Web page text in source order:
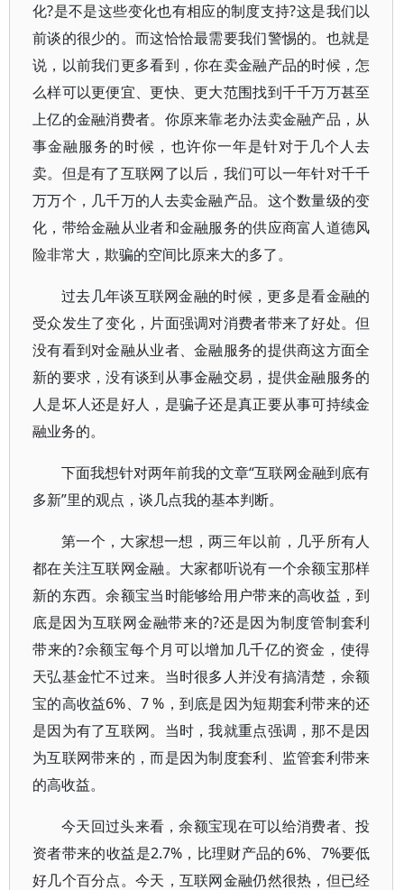
化?是不是这些变化也有相应的制度支持?这是我们以
前谈的很少的。而这恰恰最需要我们警惕的。也就是
说，以前我们更多看到，你在卖金融产品的时候，怎
么样可以更便宜、更快、更大范围找到千千万万甚至
上亿的金融消费者。你原来靠老办法卖金融产品，从
事金融服务的时候，也许你一年是针对于几个人去
卖。但是有了互联网了以后，我们可以一年针对千千
万万个，几千万的人去卖金融产品。这个数量级的变
化，带给金融从业者和金融服务的供应商富人道德风
险非常大，欺骗的空间比原来大的多了。
过去几年谈互联网金融的时候，更多是看金融的
受众发生了变化，片面强调对消费者带来了好处。但
没有看到对金融从业者、金融服务的提供商这方面全
新的要求，没有谈到从事金融交易，提供金融服务的
人是坏人还是好人，是骗子还是真正要从事可持续金
融业务的。
下面我想针对两年前我的文章“互联网金融到底有
多新”里的观点，谈几点我的基本判断。
第一个，大家想一想，两三年以前，几乎所有人
都在关注互联网金融。大家都听说有一个余额宝那样
新的东西。余额宝当时能够给用户带来的高收益，到
底是因为互联网金融带来的?还是因为制度管制套利
带来的?余额宝每个月可以增加几千亿的资金，使得
天弘基金忙不过来。当时很多人并没有搞清楚，余额
宝的高收益6%、7 %，到底是因为短期套利带来的还
是因为有了互联网。当时，我就重点强调，那不是因
为互联网带来的，而是因为制度套利、监管套利带来
的高收益。
今天回过头来看，余额宝现在可以给消费者、投
资者带来的收益是2.7%，比理财产品的6%、7%要低
好几个百分点。今天，互联网金融仍然很热，但已经